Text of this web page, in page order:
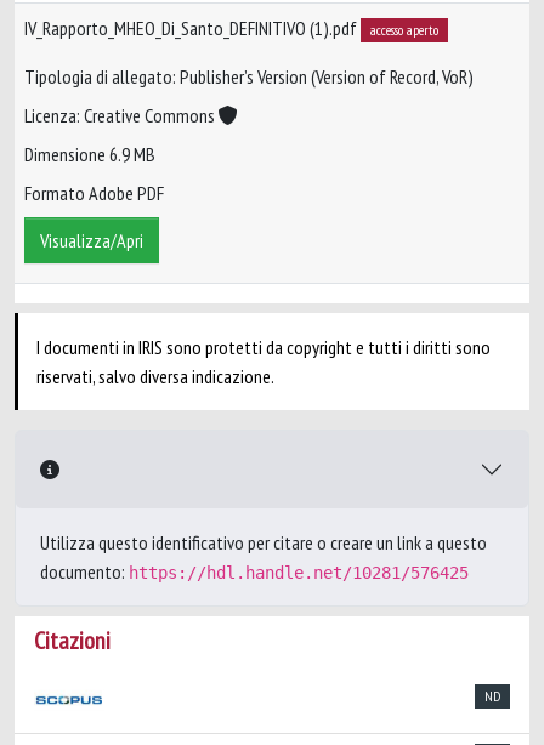
IV_Rapporto_MHEO_Di_Santo_DEFINITIVO (1).pdf accesso aperto
Tipologia di allegato: Publisher’s Version (Version of Record, VoR)
Licenza: Creative Commons
Dimensione 6.9 MB
Formato Adobe PDF
Visualizza/Apri
I documenti in IRIS sono protetti da copyright e tutti i diritti sono
riservati, salvo diversa indicazione.
Utilizza questo identificativo per citare o creare un link a questo
documento: https://hdl.handle.net/10281/576425
Citazioni
ND